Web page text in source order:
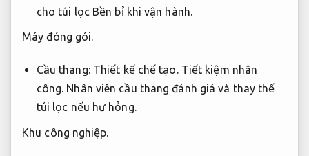
cho túi lọc Bền bỉ khi vận hành.
Máy đóng gói.
Cầu thang: Thiết kế chế tạo. Tiết kiệm nhân
công. Nhân viên cầu thang đánh giá và thay thế
túi lọc nếu hư hỏng.
Khu công nghiệp.